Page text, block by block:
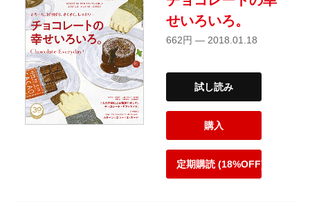
せいろいろ。
662円 — 2018.01.18
試し読み
購入
定期購読 (18%OFF)